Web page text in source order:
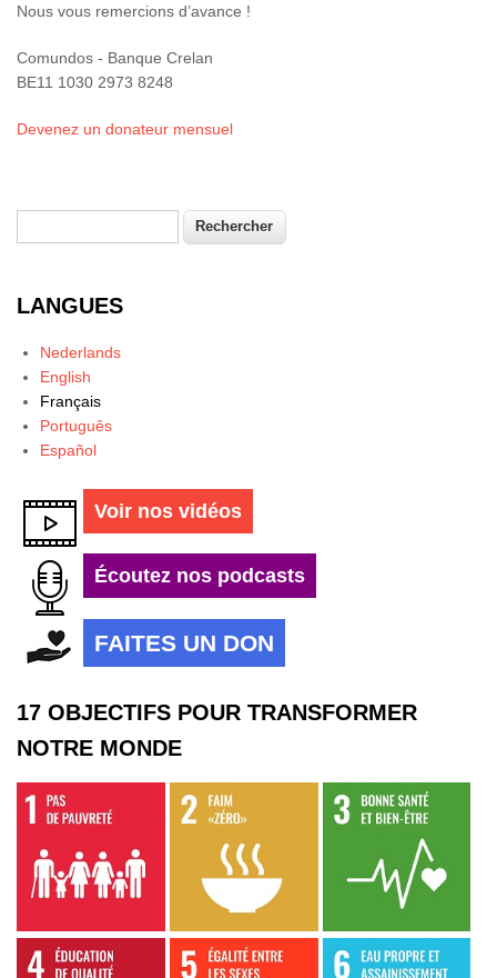
Nous vous remercions d’avance !
Comundos - Banque Crelan
BE11 1030 2973 8248
Devenez un donateur mensuel
Formulaire de recherche
LANGUES
Nederlands
English
Français
Português
Español
Voir nos vidéos
Écoutez nos podcasts
FAITES UN DON
17 OBJECTIFS POUR TRANSFORMER
NOTRE MONDE